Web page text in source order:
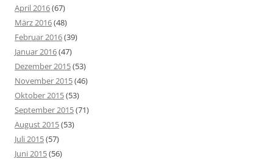
April 2016(67)
März 2016(48)
Februar 2016(39)
Januar 2016(47)
Dezember 2015(53)
November 2015(46)
Oktober 2015(53)
September 2015(71)
August 2015(53)
Juli 2015(57)
Juni 2015(56)